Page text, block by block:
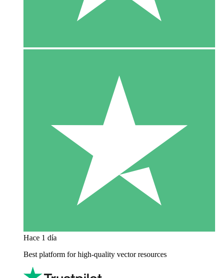
Hace 1 día
Best platform for high-quality vector resources